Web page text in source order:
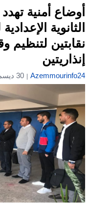
أوضاع أمنية
الثانوية
نقابتين لتنظيم
إنذاريتين
Azemmourinfo24 30 ديسمبر 2022